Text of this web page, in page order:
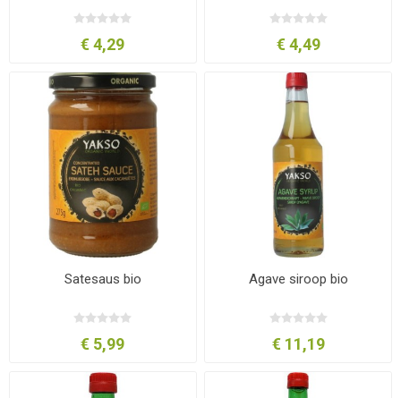
€ 4,29 € 4,49
Satesaus bio
€ 5,99
Agave siroop bio
€ 11,19